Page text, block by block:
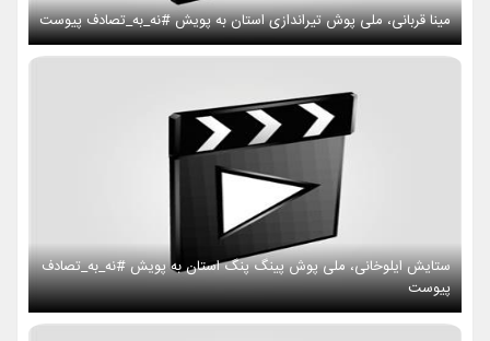
مینا قربانی، ملی پوش تیراندازی استان به پویش #نه_به_تصادف پیوست
ستایش ایلوخانی، ملی پوش پینگ پنگ استان به پویش #نه_به_تصادف
پیوست